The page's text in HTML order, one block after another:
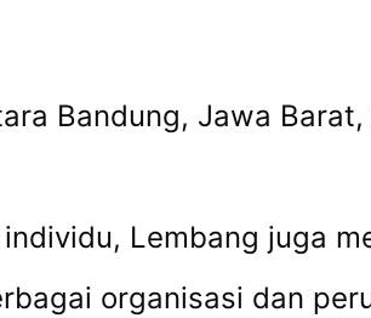
Bandung, Jawa
Lembang juga
organisasi dan